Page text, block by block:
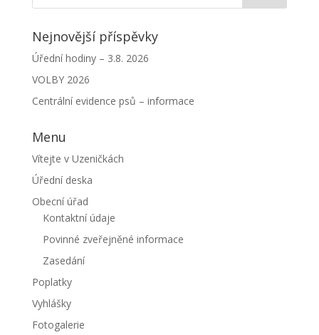
Nejnovější příspěvky
Úřední hodiny – 3.8. 2026
VOLBY 2026
Centrální evidence psů – informace
Menu
Vítejte v Uzeničkách
Úřední deska
Obecní úřad
Kontaktní údaje
Povinné zveřejněné informace
Zasedání
Poplatky
Vyhlášky
Fotogalerie